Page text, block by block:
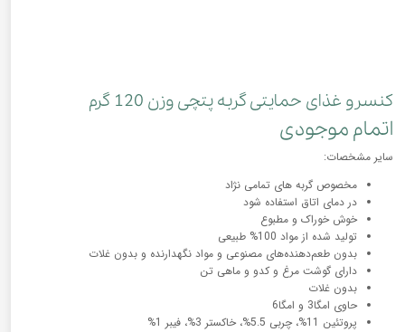
کنسرو غذای حمایتی گربه پتچی وزن 120 گرم
اتمام موجودی
سایر مشخصات:
مخصوص گربه های تمامی نژاد
در دمای اتاق استفاده شود
خوش خوراک و مطبوع
تولید شده از مواد 100% طبیعی
بدون طعم‌دهنده‌های مصنوعی و مواد نگهدارنده و بدون غلات
دارای گوشت مرغ و کدو و ماهی تن
بدون غلات
حاوی امگا3 و امگا6
پروتئین 11%، چربی 5.5%، خاکستر 3%، فیبر 1%